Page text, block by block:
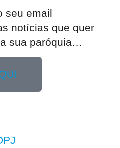
seu email​
notícias que quer
sua paróquia…